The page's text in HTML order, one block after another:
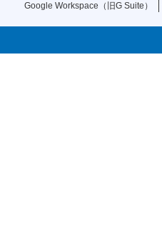
Google Workspace（旧G Suite）